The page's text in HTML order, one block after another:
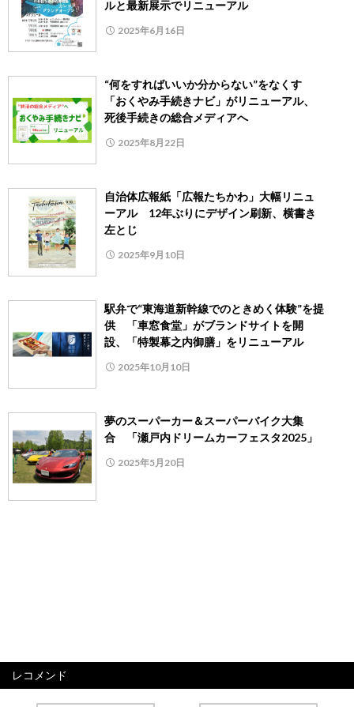
ルと最新展示でリニューアル
2025年6月16日
“何をすればいいか分からない”をなくす
「おくやみ手続きナビ」がリニューアル、
死後手続きの総合メディアへ
2025年8月22日
自治体広報紙「広報たちかわ」大幅リニュ
ーアル 12年ぶりにデザイン刷新、横書き
左とじ
2025年9月10日
駅弁で“東海道新幹線でのときめく体験”を提
供 「車窓食堂」がブランドサイトを開
設、「特製幕之内御膳」をリニューアル
2025年10月10日
夢のスーパーカー＆スーパーバイク大集
合 「瀬戸内ドリームカーフェスタ2025」
2025年5月20日
レコメンド